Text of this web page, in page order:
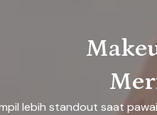
lebih standout saat